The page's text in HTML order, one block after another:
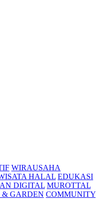
WIRAUSAHA
HALAL EDUKASI
DIGITAL MUROTTAL
& GARDEN COMMUNITY